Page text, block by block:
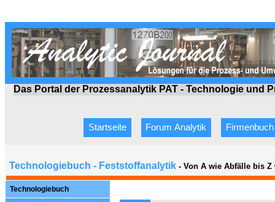
Das Portal der Prozessanalytik PAT - Technologie und
Startseite Forum Analytik Firmenbuch
Technologiebuch - Feststoffanalytik - Von A wie Abfälle bis Z
Technologiebuch